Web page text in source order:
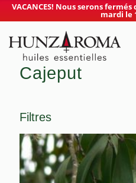
VACANCES! Nous serons
mardi le
Cajeput
Filtres